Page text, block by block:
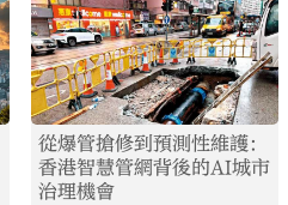
從爆管搶修到預測性維護：
香港智慧管網背後的AI城市
治理機會